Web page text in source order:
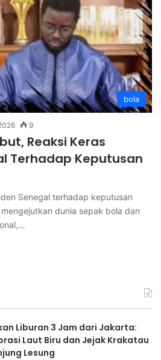
bola
9
Reaksi Keras
Terhadap Keputusan
Senegal terhadap keputusan
dunia sepak bola dan
Liburan 3 Jam dari Jakarta:
Laut Biru dan Jejak Krakatau
Lesung